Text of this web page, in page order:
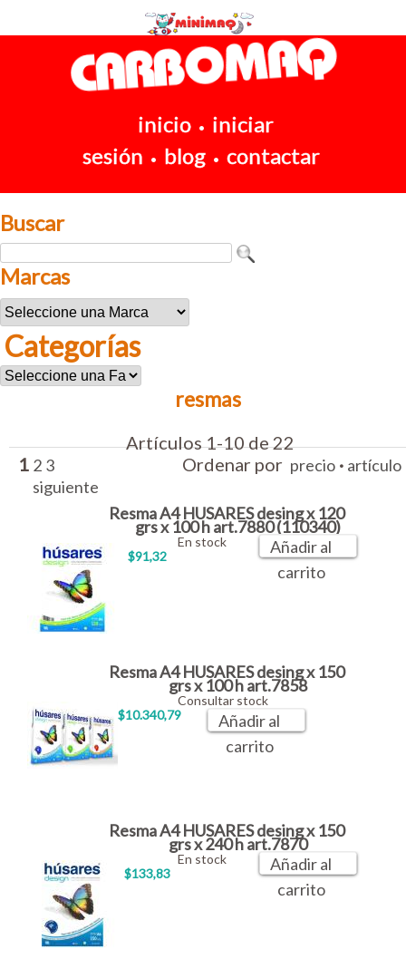
inicio • iniciar
sesión • blog • contactar
Buscar
Marcas
Categorías
resmas
Artículos 1-10 de 22
1 2 3
siguiente
Ordenar por precio · artículo
Resma A4 HUSARES desing x 120
grs x 100 h art.7880 (110340)
$91,32
En stock
Añadir al
carrito
Resma A4 HUSARES desing x 150
grs x 100 h art.7858
$10.340,79
Consultar stock
Añadir al
carrito
Resma A4 HUSARES desing x 150
grs x 240 h art.7870
$133,83
En stock
Añadir al
carrito